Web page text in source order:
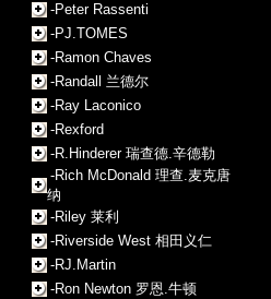
-Peter Rassenti
-PJ.TOMES
-Ramon Chaves
-Randall 兰德尔
-Ray Laconico
-Rexford
-R.Hinderer 瑞查德.辛德勒
-Rich McDonald 理查.麦克唐
纳
-Riley 莱利
-Riverside West 相田义仁
-RJ.Martin
-Ron Newton 罗恩.牛顿